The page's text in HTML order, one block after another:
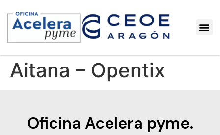
Aitana – Opentix
Oficina Acelera pyme.